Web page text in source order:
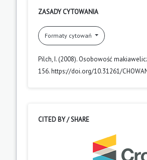
ZASADY CYTOWANIA
Formaty cytowań
Pilch, I. (2008). Osobowość
156. https://doi.org/10.31261/
CITED BY / SHARE